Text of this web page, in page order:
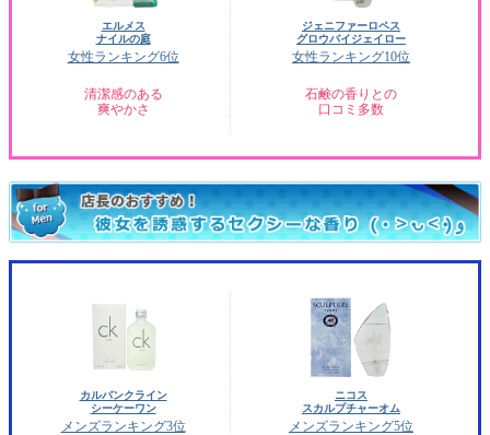
エルメス
ナイルの庭
女性ランキング6位
清潔感のある
爽やかさ
ジェニファーロペス
グロウバイジェイロー
女性ランキング10位
石鹸の香りとの
口コミ多数
カルバンクライン
シーケーワン
メンズランキング3位
ニコス
スカルプチャーオム
メンズランキング5位